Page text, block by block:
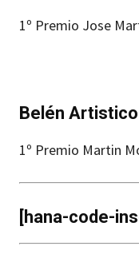
1º Premio Jose
Belén
1º Premio Martin
[hana-code-